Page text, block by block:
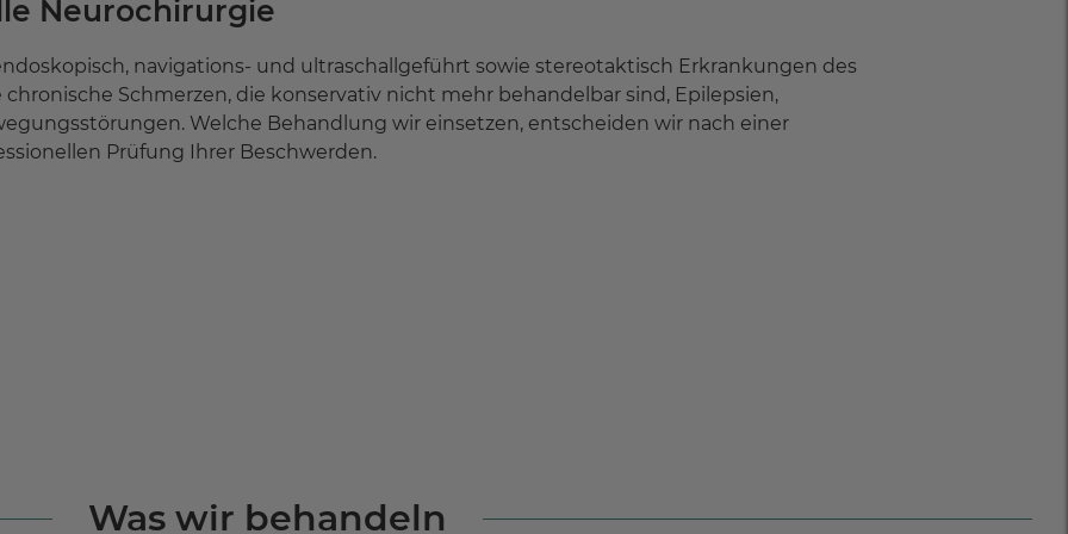
Eingriffe, z.B. Punktionen bei entzündlichen Wirbelsäulenerkrankungen
Neurochirurgie
navigations- und ultraschallgeführt sowie stereotaktisch Erkrankungen des
chronische Schmerzen, die konservativ nicht mehr behandelbar sind, Epilepsien,
Welche Behandlung wir einsetzen, entscheiden wir nach einer
Prüfung Ihrer Beschwerden.
des seltenen,
Was wir behandeln